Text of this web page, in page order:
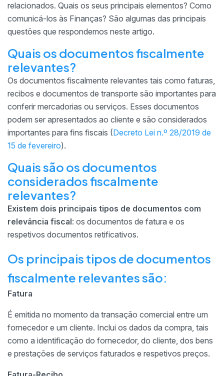
relacionados. Quais os seus principais elementos? Como
comunicá-los às Finanças? São algumas das principais
questões que respondemos neste artigo.
Quais os documentos fiscalmente
relevantes?
Os documentos fiscalmente relevantes tais como faturas,
recibos e documentos de transporte são importantes para
conferir mercadorias ou serviços. Esses documentos
podem ser apresentados ao cliente e são considerados
importantes para fins fiscais (Decreto Lei n.º 28/2019 de
15 de fevereiro).
Quais são os documentos
considerados fiscalmente
relevantes?
Existem dois principais tipos de documentos com
relevância fiscal: os documentos de fatura e os
respetivos documentos retificativos.
Os principais tipos de documentos
fiscalmente relevantes são:
Fatura
É emitida no momento da transação comercial entre um
fornecedor e um cliente. Inclui os dados da compra, tais
como a identificação do fornecedor, do cliente, dos bens
e prestações de serviços faturados e respetivos preços.